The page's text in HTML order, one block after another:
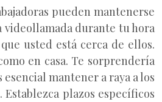
pueden mantenerse
videollamada durante tu hora
usted está cerca de ellos.
en casa. Te sorprendería
mantener a raya a los
plazos específicos